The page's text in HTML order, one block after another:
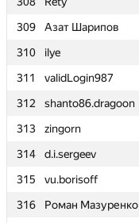
309
Азат Шарипов
310
ilye
311
validLogin987
312
shanto86.dragoon
313
zingorn
314
d.i.sergeev
315
vu.borisoff
316
Роман Мазуренко
309
Азат Шарипов
310
ilye
311
validLogin987
312
shanto86.dragoon
313
zingorn
314
d.i.sergeev
315
vu.borisoff
316
Роман Мазуренко